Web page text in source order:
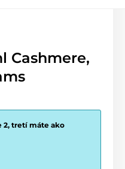
Cashmere,
2, tretí máte ako